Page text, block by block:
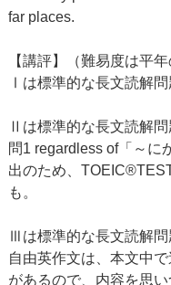
far places.
【講評】（難易度は平
Ⅰは標準的な長文読解問
Ⅱは標準的な長文読解問
問1 regardless of「～に
出のため、
も。
Ⅲは標準的な長文読解問
自由英作文は、本文中
があるので、内容を思